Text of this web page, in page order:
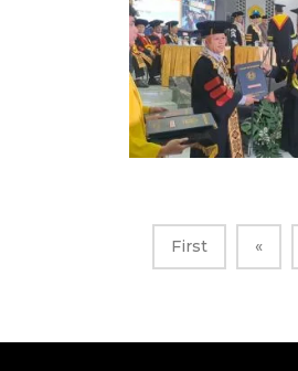
First «